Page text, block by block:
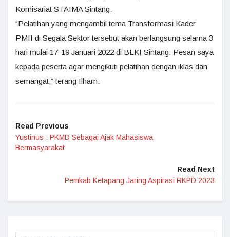
Komisariat STAIMA Sintang.
“Pelatihan yang mengambil tema Transformasi Kader
PMII di Segala Sektor tersebut akan berlangsung selama 3
hari mulai 17-19 Januari 2022 di BLKI Sintang. Pesan saya
kepada peserta agar mengikuti pelatihan dengan iklas dan
semangat,” terang Ilham.
Read Previous
Yustinus : PKMD Sebagai Ajak Mahasiswa
Bermasyarakat
Read Next
Pemkab Ketapang Jaring Aspirasi RKPD 2023